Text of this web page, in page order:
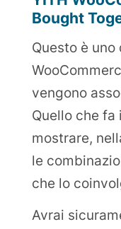
Bought
Questo è
vengono
Quello che
mostrare,
le
che lo
Avrai